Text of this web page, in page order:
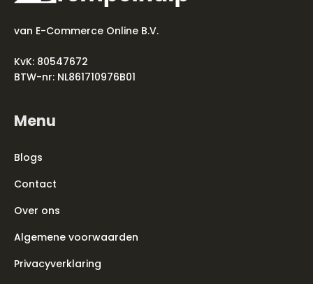
van E-Commerce Online B.V.
KvK: 80547672
BTW-nr: NL861710976B01
Menu
Blogs
Contact
Over ons
Algemene voorwaarden
Privacyverklaring